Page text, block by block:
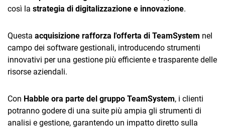
così la strategia di digitalizzazione e innovazione.
Questa acquisizione rafforza l'offerta di TeamSystem nel
campo dei software gestionali, introducendo strumenti
innovativi per una gestione più efficiente e trasparente delle
risorse aziendali.
Con Habble ora parte del gruppo TeamSystem, i clienti
potranno godere di una suite più ampia gli strumenti di
analisi e gestione, garantendo un impatto diretto sulla